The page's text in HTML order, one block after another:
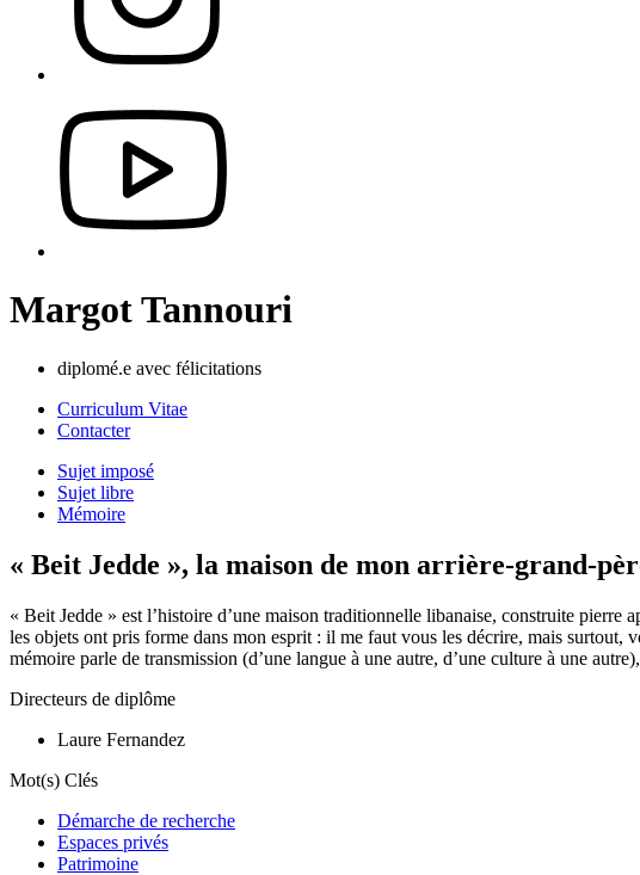
Margot Tannouri
diplomé.e avec félicitations
Curriculum Vitae
Contacter
Sujet imposé
Sujet libre
Mémoire
« Beit Jedde », la maison de mon arrière-grand-
« Beit Jedde » est l’histoire d’une maison traditionnelle libanaise, construite
les objets ont pris forme dans mon esprit : il me faut vous les décrire, mais
mémoire parle de transmission (d’une langue à une autre, d’une culture à une
Directeurs de diplôme
Laure Fernandez
Mot(s) Clés
Démarche de recherche
Espaces privés
Patrimoine